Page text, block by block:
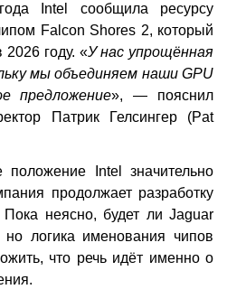
Intel сообщила ресурсу
Falcon Shores 2, который
2026 году. «У нас упрощённая
мы объединяем наши GPU
предложение», — пояснил
Патрик Гелсингер (Pat
Intel значительно
продолжает разработку
неясно, будет ли Jaguar
логика именования чипов
что речь идёт именно о